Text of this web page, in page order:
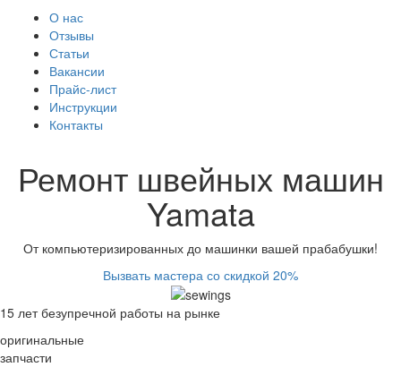
О нас
Отзывы
Статьи
Вакансии
Прайс-лист
Инструкции
Контакты
Ремонт швейных машин
Yamata
От компьютеризированных до машинки вашей прабабушки!
Вызвать мастера со скидкой 20%
15 летбезупречной работы на рынке
оригинальные
запчасти